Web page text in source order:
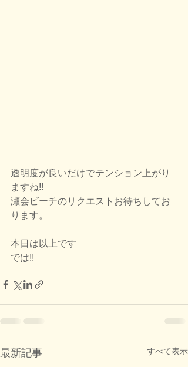
透明度が良いだけでテンション上がり
ますね!!
瀬会ビーチのリクエストお待ちしてお
ります。
本日は以上です
では!!
最新記事 すべて表示